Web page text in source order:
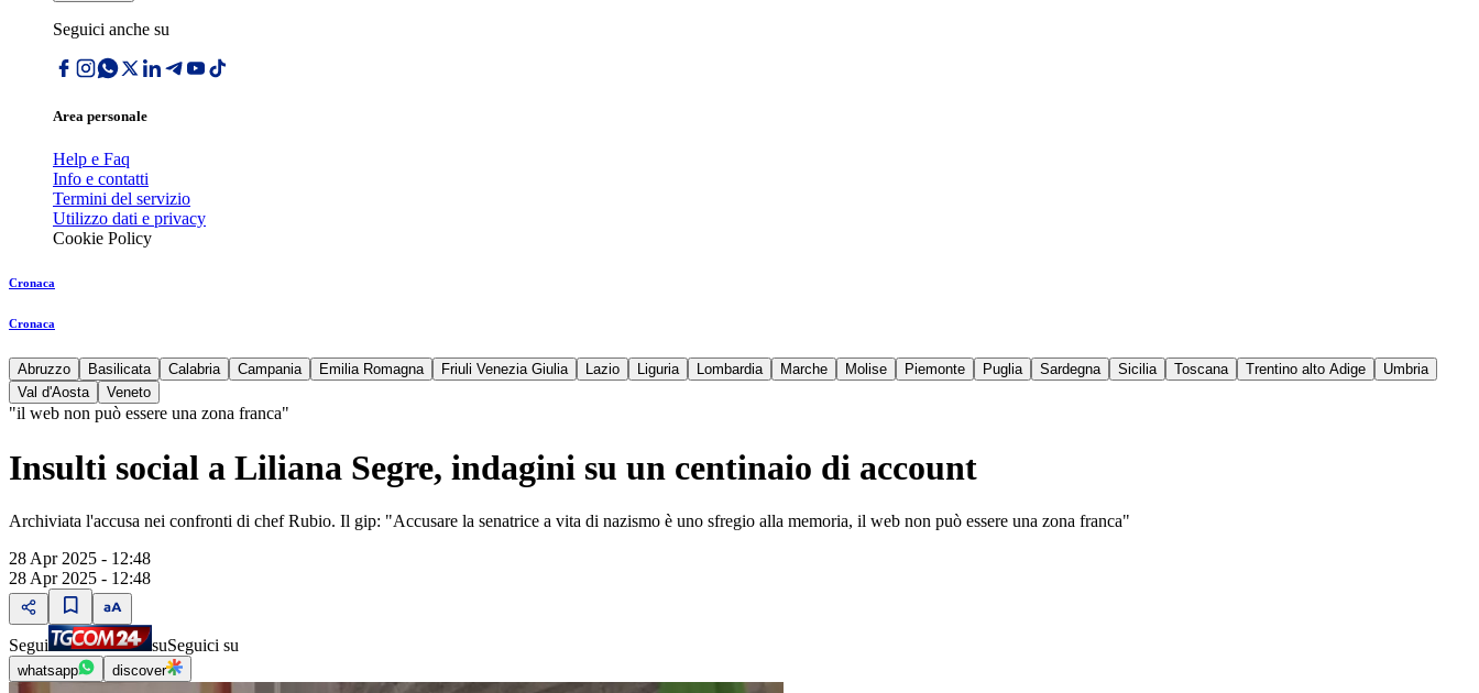
Seguici anche su
Area personale
Help e Faq
Info e contatti
Termini del servizio
Utilizzo dati e privacy
Cookie Policy
Cronaca
Cronaca
Abruzzo Basilicata Calabria Campania Emilia Romagna Friuli Venezia Giulia Lazio Liguria Lombardia Marche Molise Piemonte Puglia Sardegna Sicilia Toscana Trentino alto Adige
Umbria
Val d'Aosta
Veneto
"il web non può essere una zona franca"
Insulti social a Liliana Segre, indagini su un centinaio di account
Archiviata l'accusa nei confronti di chef Rubio. Il gip: "Accusare la senatrice a vita di nazismo è uno sfregio alla memoria, il web non può essere una zona franca"
28 Apr 2025 - 12:48
28 Apr 2025 - 12:48
Segui suSeguici su
whatsapp discover